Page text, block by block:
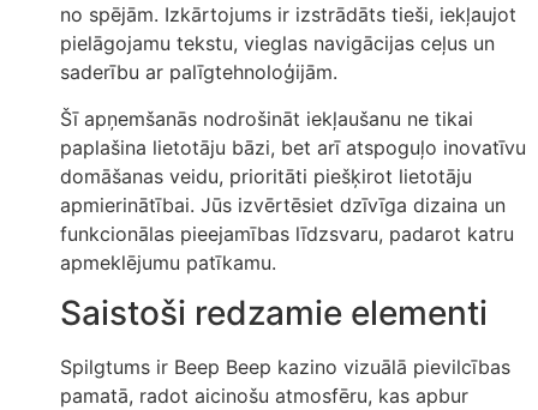
no spējām. Izkārtojums ir izstrādāts tieši, iekļaujot
pielāgojamu tekstu, vieglas navigācijas ceļus un
saderību ar palīgtehnoloģijām.
Šī apņemšanās nodrošināt iekļaušanu ne tikai
paplašina lietotāju bāzi, bet arī atspoguļo inovatīvu
domāšanas veidu, prioritāti piešķirot lietotāju
apmierinātībai. Jūs izvērtēsiet dzīvīga dizaina un
funkcionālas pieejamības līdzsvaru, padarot katru
apmeklējumu patīkamu.
Saistoši redzamie elementi
Spilgtums ir Beep Beep kazino vizuālā pievilcības
pamatā, radot aicinošu atmosfēru, kas apbur